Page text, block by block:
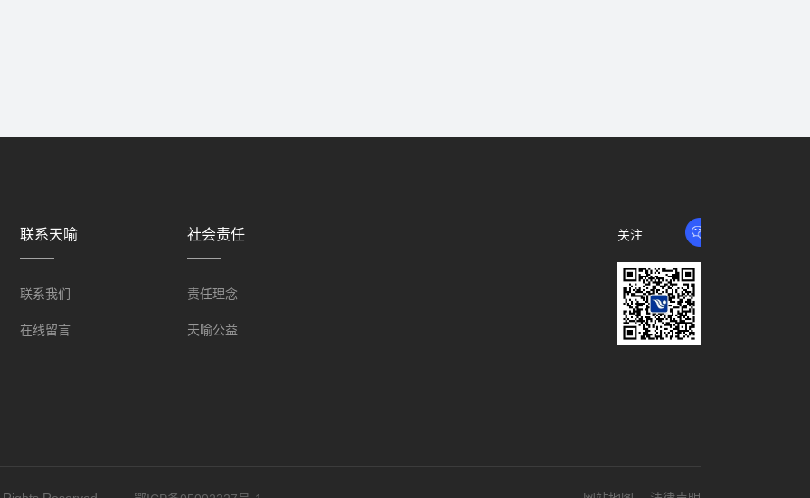
联系天喻
联系我们
在线留言
社会责任
责任理念
天喻公益
关注
我们